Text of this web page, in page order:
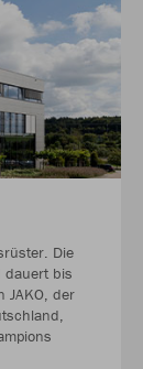
Die
dauert bis
JAKO, der